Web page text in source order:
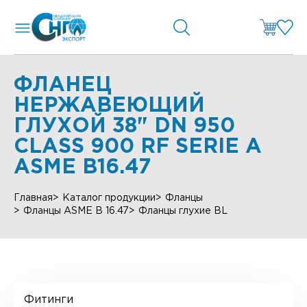
ФЛАНЕЦ
НЕРЖАВЕЮЩИЙ
ГЛУХОЙ 38" DN 950
CLASS 900 RF SERIE А
ASME B16.47
Главная Каталог продукции
Фланцы
Фланцы ASME B 16.47
Фланцы глухие BL
Фитинги